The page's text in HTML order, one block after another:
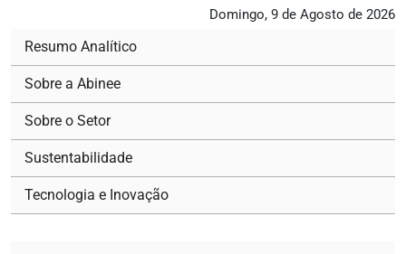
Domingo, 9 de Agosto de 2026
Resumo Analítico
Sobre a Abinee
Sobre o Setor
Sustentabilidade
Tecnologia e Inovação